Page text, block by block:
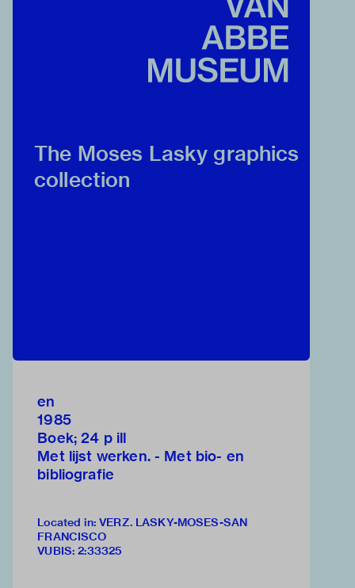
The Moses Lasky graphics
collection
en
1985
Boek; 24 p ill
Met lijst werken. - Met bio- en
bibliografie
Located in: VERZ. LASKY-MOSES-SAN
FRANCISCO
VUBIS: 2:33325